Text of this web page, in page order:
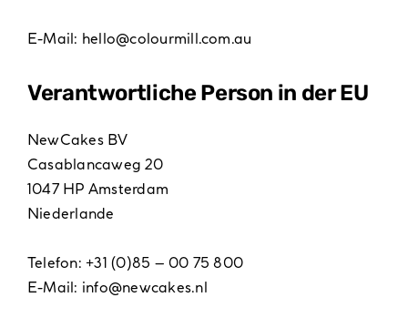
E-Mail: hello@colourmill.com.au
Verantwortliche Person in der EU
NewCakes BV
Casablancaweg 20
1047 HP Amsterdam
Niederlande
Telefon: +31 (0)85 – 00 75 800
E-Mail: info@newcakes.nl